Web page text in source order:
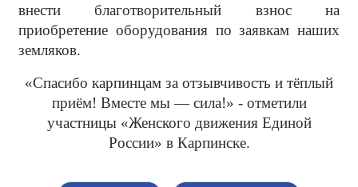
внести благотворительный взнос на
приобретение оборудования по заявкам наших
земляков.
«Спасибо карпинцам за отзывчивость и тёплый
приём! Вместе мы — сила!» - отметили
участницы «Женского движения Единой
России» в Карпинске.